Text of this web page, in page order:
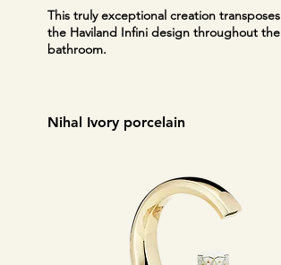
This truly exceptional creation transposes
the Haviland Infini design throughout the
bathroom.
Nihal Ivory porcelain